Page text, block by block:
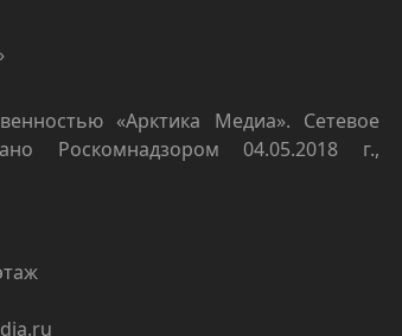
«Арктика Медиа». Сетевое
Роскомнадзором 04.05.2018 г.,